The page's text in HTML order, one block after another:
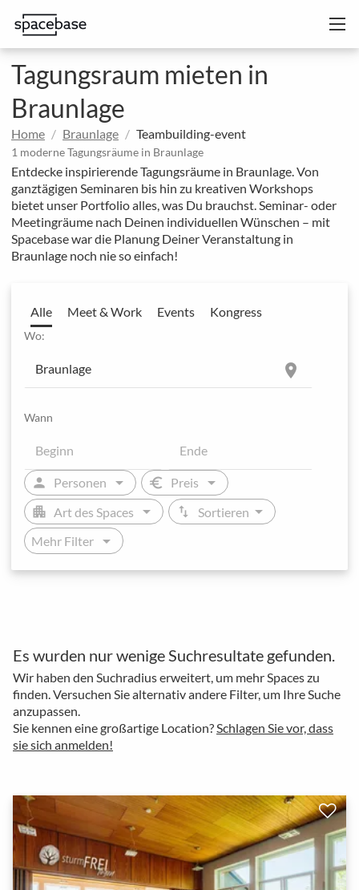
Tagungsraum mieten in
Braunlage
Home Braunlage Teambuilding-event
1 moderne Tagungsräume in Braunlage
Entdecke inspirierende Tagungsräume in Braunlage. Von
ganztägigen Seminaren bis hin zu kreativen Workshops
bietet unser Portfolio alles, was Du brauchst. Seminar- oder
Meetingräume nach Deinen individuellen Wünschen – mit
Spacebase war die Planung Deiner Veranstaltung in
Braunlage noch nie so einfach!
Alle Meet & Work Events Kongress
Wo:
location_on
Wann
person Personen arrow_drop_down euro Preis arrow_drop_down
apartment Art des Spaces arrow_drop_down swap_vert Sortieren arrow_drop_down
Mehr Filter arrow_drop_down
Es wurden nur wenige Suchresultate gefunden.
Wir haben den Suchradius erweitert, um mehr Spaces zu
finden. Versuchen Sie alternativ andere Filter, um Ihre Suche
anzupassen.
Sie kennen eine großartige Location? Schlagen Sie vor, dass
sie sich anmelden!